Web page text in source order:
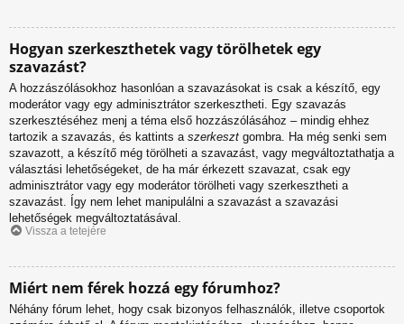
Hogyan szerkeszthetek vagy törölhetek egy
szavazást?
A hozzászólásokhoz hasonlóan a szavazásokat is csak a készítő, egy
moderátor vagy egy adminisztrátor szerkesztheti. Egy szavazás
szerkesztéséhez menj a téma első hozzászólásához – mindig ehhez
tartozik a szavazás, és kattints a szerkeszt gombra. Ha még senki sem
szavazott, a készítő még törölheti a szavazást, vagy megváltoztathatja a
választási lehetőségeket, de ha már érkezett szavazat, csak egy
adminisztrátor vagy egy moderátor törölheti vagy szerkesztheti a
szavazást. Így nem lehet manipulálni a szavazást a szavazási
lehetőségek megváltoztatásával.
Vissza a tetejére
Miért nem férek hozzá egy fórumhoz?
Néhány fórum lehet, hogy csak bizonyos felhasználók, illetve csoportok